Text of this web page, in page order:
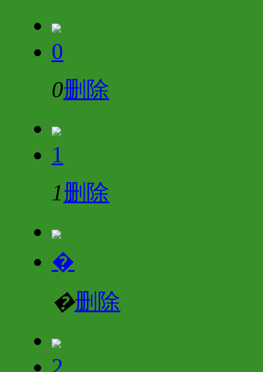
0
0删除
1
1删除
�
�删除
2